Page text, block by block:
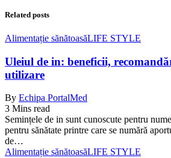
Related posts
Alimentație sănătoasăLIFE STYLE
Uleiul de in: beneficii,
utilizare
By Echipa PortalMed
3 Mins read
Semințele de in sunt cunoscute pentru
pentru sănătate printre care se numără
de…
Alimentație sănătoasăLIFE STYLE